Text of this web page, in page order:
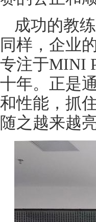
成功的教
同样，企业
专注于MINI
十年。正是
和性能，抓
随之越来越亮